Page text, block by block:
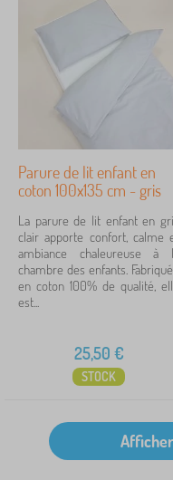
Parure de lit enfant en
coton 100x135 cm - gris
La parure de lit enfant en
clair apporte confort, calme
ambiance chaleureuse à
chambre des enfants.
en coton 100% de qualité,
est...
25,50 €
STOCK